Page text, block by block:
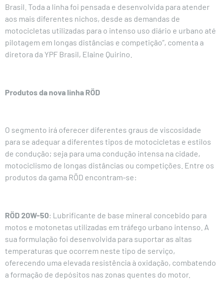
Brasil. Toda a linha foi pensada e desenvolvida para atender
aos mais diferentes nichos, desde as demandas de
motocicletas utilizadas para o intenso uso diário e urbano até
pilotagem em longas distâncias e competição”, comenta a
diretora da YPF Brasil, Elaine Quirino.
Produtos da nova linha RÖD
O segmento irá oferecer diferentes graus de viscosidade
para se adequar a diferentes tipos de motocicletas e estilos
de condução; seja para uma condução intensa na cidade,
motociclismo de longas distâncias ou competições. Entre os
produtos da gama RÖD encontram-se:
RÖD 20W-50: Lubrificante de base mineral concebido para
motos e motonetas utilizadas em tráfego urbano intenso. A
sua formulação foi desenvolvida para suportar as altas
temperaturas que ocorrem neste tipo de serviço,
oferecendo uma elevada resistência à oxidação, combatendo
a formação de depósitos nas zonas quentes do motor.